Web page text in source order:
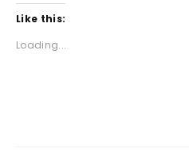
Like this:
Loading...